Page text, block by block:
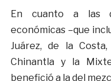
En cuanto a las
económicas –que
Juárez, de la
Chinantla y la
benefició a la del